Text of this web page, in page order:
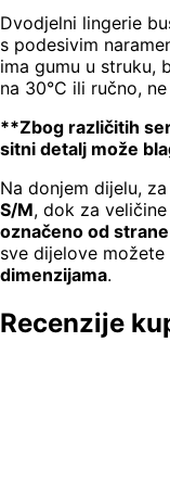
Dvodjelni lingerie
s podesivim
ima gumu u struku,
na 30°C ili ručno,
**Zbog različitih
sitni detalj može
Na donjem dijelu,
S/M, dok za veličine
označeno od
sve dijelove možete
dimenzijama.
Recenzije